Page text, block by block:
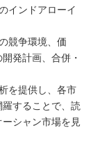
インドアローイ
競争環境、価
発計画、合併・
を提供し、各市
することで、読
シャン市場を見